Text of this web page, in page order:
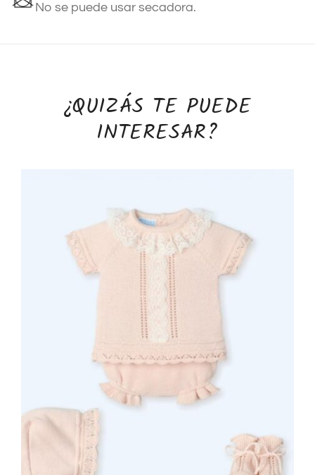
No se puede usar secadora.
¿QUIZÁS TE PUEDE
INTERESAR?